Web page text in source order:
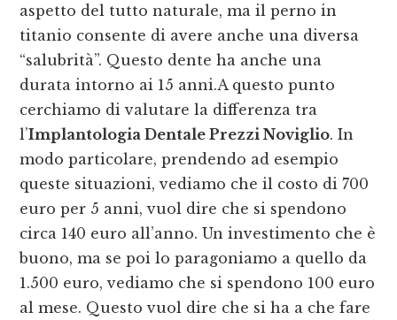
aspetto del tutto naturale, ma il perno in
titanio consente di avere anche una diversa
“salubrità”. Questo dente ha anche una
durata intorno ai 15 anni.A questo punto
cerchiamo di valutare la differenza tra
l’Implantologia Dentale Prezzi Noviglio. In
modo particolare, prendendo ad esempio
queste situazioni, vediamo che il costo di 700
euro per 5 anni, vuol dire che si spendono
circa 140 euro all’anno. Un investimento che è
buono, ma se poi lo paragoniamo a quello da
1.500 euro, vediamo che si spendono 100 euro
al mese. Questo vuol dire che si ha a che fare